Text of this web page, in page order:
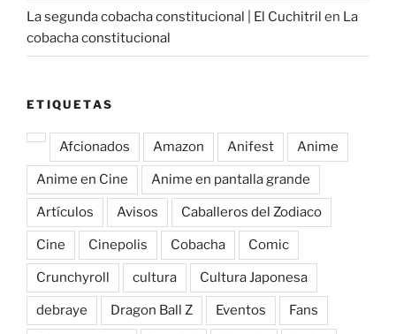
La segunda cobacha constitucional | El Cuchitril en La
cobacha constitucional
ETIQUETAS
Afcionados Amazon Anifest Anime
Anime en Cine Anime en pantalla grande
Artículos Avisos Caballeros del Zodiaco
Cine Cinepolis Cobacha Comic
Crunchyroll cultura Cultura Japonesa
debraye Dragon Ball Z Eventos Fans